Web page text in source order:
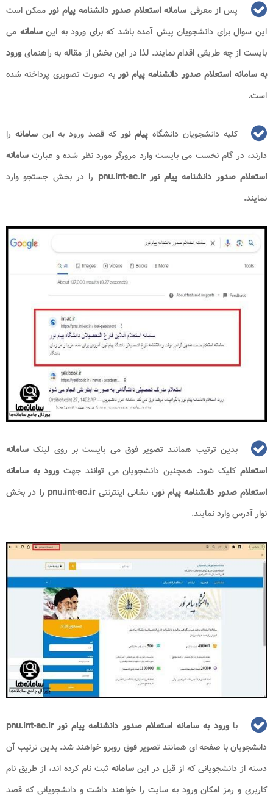
پس از معرفی سامانه استعلام صدور دانشنامه پیام نورممکن است
این سوال برای دانشجویان پیش آمده باشد که برای ورود به اینسامانه می
بایست از چه طریقی اقدام نمایند. لذا در این بخش از مقاله به راهنمای ورود
به سامانه استعلام صدور دانشنامه پیام نوربه صورت تصویری پرداخته شده
است.
کلیه دانشجویان دانشگاه پیام نورکه قصد ورود به این سامانه را
دارند، در گام نخست می بایست وارد مرورگر مورد نظر شده و عبارتسامانه
استعلام صدور دانشنامه پیام نور pnu.int-ac.ir
را در بخش جستجو وارد
نمایند.
بدین ترتیب همانند تصویر فوق می بایست بر روی لینک سامانه
استعلامکلیک شود. همچنین دانشجویان می توانند جهتورود به سامانه
استعلام صدور دانشنامه پیام نور، نشانی اینترنتی pnu.int-ac.ir
را در بخش
نوار آدرس وارد نمایند.
باورود به سامانه استعلام صدور دانشنامه پیام نور pnu.int-ac.ir
دانشجویان با صفحه ای همانند تصویر فوق روبرو خواهند شد. بدین ترتیب آن
دسته از دانشجویانی که از قبل در این سامانه ثبت نام کرده اند، از طریق نام
کاربری و رمز امکان ورود به سایت را خواهند داشت و دانشجویانی که قصد